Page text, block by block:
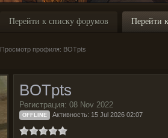
Перейти к списку форумов Перейти
Просмотр профиля: BOTpts
BOTpts
Регистрация: 08 Nov 2022
OFFLINE Активность: 15 Jul 2026 02:07